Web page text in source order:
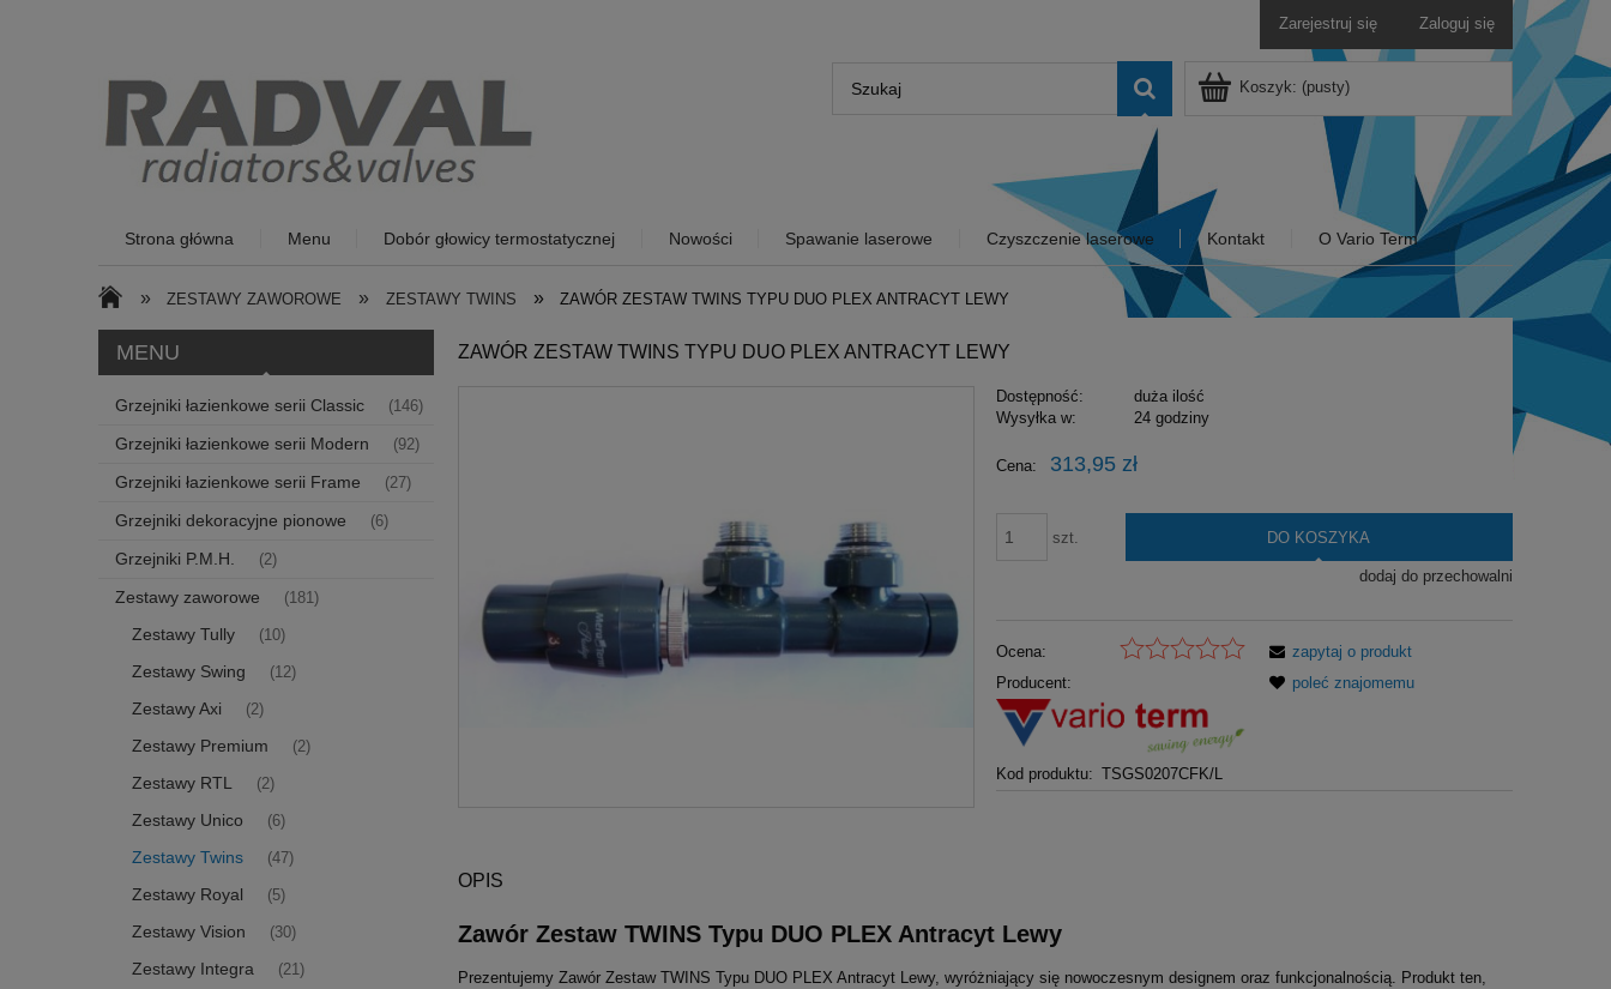
Zarejestruj się Zaloguj się
Koszyk: (pusty)
Strona główna Menu Dobór głowicy termostatycznej Nowości Spawanie laserowe Czyszczenie laserowe Kontakt O Vario Term
» ZESTAWY ZAWOROWE » ZESTAWY TWINS » ZAWÓR ZESTAW TWINS TYPU DUO PLEX ANTRACYT LEWY
MENU
Grzejniki łazienkowe serii Classic (146)
Grzejniki łazienkowe serii Modern (92)
Grzejniki łazienkowe serii Frame (27)
Grzejniki dekoracyjne pionowe (6)
Grzejniki P.M.H. (2)
Zestawy zaworowe (181)
Zestawy Tully (10)
Zestawy Swing (12)
Zestawy Axi (2)
Zestawy Premium (2)
Zestawy RTL (2)
Zestawy Unico (6)
Zestawy Twins (47)
Zestawy Royal (5)
Zestawy Vision (30)
Zestawy Integra (21)
ZAWÓR ZESTAW TWINS TYPU DUO PLEX ANTRACYT LEWY
Dostępność:
duża ilość
Wysyłka w:
24 godziny
Cena: 313,95 zł
szt. DO KOSZYKA
dodaj do przechowalni
Ocena:
Producent:
Kod produktu: TSGS0207CFK/L
zapytaj o produkt
poleć znajomemu
OPIS
Zawór Zestaw TWINS Typu DUO PLEX Antracyt Lewy
Prezentujemy Zawór Zestaw TWINS Typu DUO PLEX Antracyt Lewy, wyróżniający się nowoczesnym designem oraz funkcjonalnością. Produkt ten,